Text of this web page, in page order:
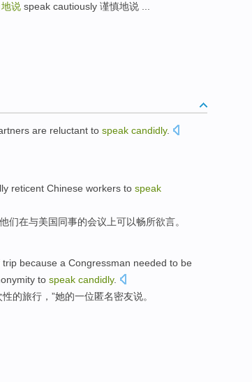
说 speak cautiously 谨慎地说 ...
are reluctant to speak candidly.
reticent Chinese workers to speak
们在与美国同事的会议 上可以畅所欲言。
trip because a Congressman needed to be
to speak candidly.
性的旅行 ，”她的一位匿名密友说。